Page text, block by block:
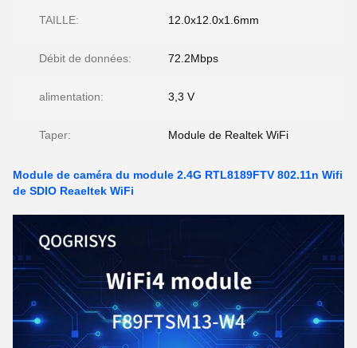
TAILLE: 12.0x12.0x1.6mm
Débit de données: 72.2Mbps
alimentation: 3,3 V
Taper: Module de Realtek WiFi
Module de caméra du module 2.4G RTL8189FTV 802.11n Wifi
de SDIO Reaeltek WiFi